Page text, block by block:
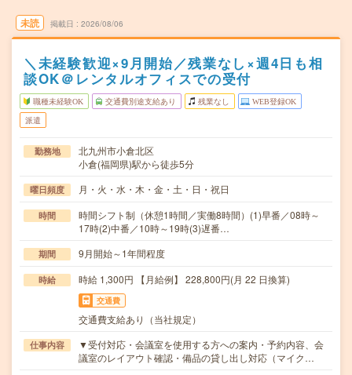
未読 掲載日 2026/08/06
＼未経験歓迎×9月開始／残業なし×週4日も相
談OK＠レンタルオフィスでの受付
職種未経験OK 交通費別途支給あり 残業なし WEB登録OK
派遣
勤務地
北九州市小倉北区
小倉(福岡県)駅から徒歩5分
曜日頻度 月・火・水・木・金・土・日・祝日
時間
時間シフト制（休憩1時間／実働8時間）(1)早番／08時～
17時(2)中番／10時～19時(3)遅番…
期間 9月開始～1年間程度
時給 時給 1,300円 【月給例】 228,800円(月 22 日換算)
交通費
交通費支給あり（当社規定）
仕事内容
▼受付対応・会議室を使用する方への案内・予約内容、会
議室のレイアウト確認・備品の貸し出し対応（マイク…